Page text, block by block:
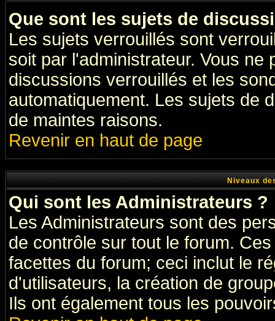
Que sont les sujets de
Les sujets verrouillés sont
soit par l'administrateur. Vous
discussions verrouillés et les
automatiquement. Les sujets de
de maintes raisons.
Revenir en haut de page
Niveaux
Qui sont les Administrateurs ?
Les Administrateurs sont des
de contrôle sur tout le forum.
facettes du forum; ceci inclut le
d'utilisateurs, la création de
Ils ont également tous les